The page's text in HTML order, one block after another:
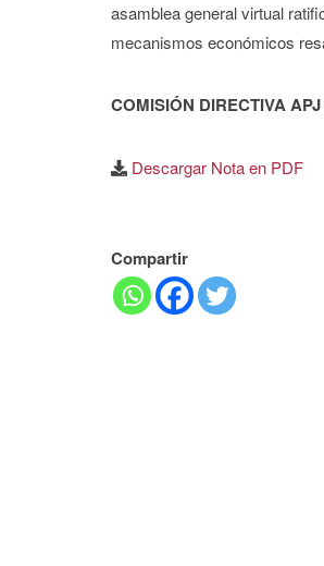
asamblea general virtual
mecanismos económicos
COMISIÓN DIRECTIVA
Descargar Nota en PDF
Compartir